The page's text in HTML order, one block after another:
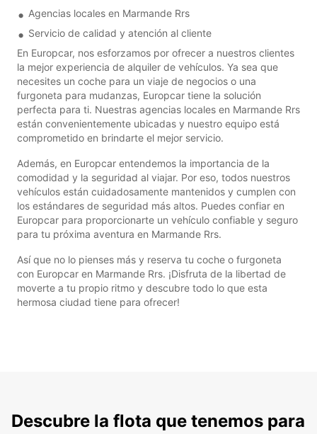
Agencias locales en Marmande Rrs
Servicio de calidad y atención al cliente
En Europcar, nos esforzamos por ofrecer a nuestros clientes
la mejor experiencia de alquiler de vehículos. Ya sea que
necesites un coche para un viaje de negocios o una
furgoneta para mudanzas, Europcar tiene la solución
perfecta para ti. Nuestras agencias locales en Marmande Rrs
están convenientemente ubicadas y nuestro equipo está
comprometido en brindarte el mejor servicio.
Además, en Europcar entendemos la importancia de la
comodidad y la seguridad al viajar. Por eso, todos nuestros
vehículos están cuidadosamente mantenidos y cumplen con
los estándares de seguridad más altos. Puedes confiar en
Europcar para proporcionarte un vehículo confiable y seguro
para tu próxima aventura en Marmande Rrs.
Así que no lo pienses más y reserva tu coche o furgoneta
con Europcar en Marmande Rrs. ¡Disfruta de la libertad de
moverte a tu propio ritmo y descubre todo lo que esta
hermosa ciudad tiene para ofrecer!
Descubre la flota que tenemos para